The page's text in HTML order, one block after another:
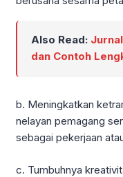
Also Read:
dan Contoh
b. Meningkatkan
nelayan pemagang
sebagai pekerjaan
c. Tumbuhnya